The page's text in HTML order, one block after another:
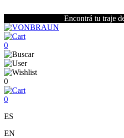
Encontrá tu traje
0
0
0
ES
EN